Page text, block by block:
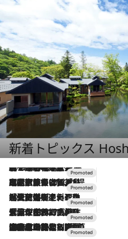
新着トピックス
2026.8.7
【トンボの足水浴】ヒノキの香りに包まれて涼感マックス！約13℃の湧水かけ流しを避暑地「星野温泉 トンボの湯」で体験
2026.7.31
【ホテル帰省】という選択肢をOMOが提案。家族とほどよい距離を保つには「昼は実家、夜は気兼ねなくホテルで！」
2026.7.24
【夏限定ディナーコース】旬を迎える稚鮎や花ズッキーニなどをイタリア・トスカーナの郷土料理の手法で満喫！
2026.7.17
「土佐和ハーブかき氷」がOMO7高知に登場！生姜、山椒、大葉など目にも舌にも涼を呼ぶ郷土の味
2026.7.10
NEW OPEN！【界 草津】名湯の地に誕生。趣の異なる2種の温泉と上州ならではの会席・蕎麦割烹など美食を味わう究極の癒やし旅